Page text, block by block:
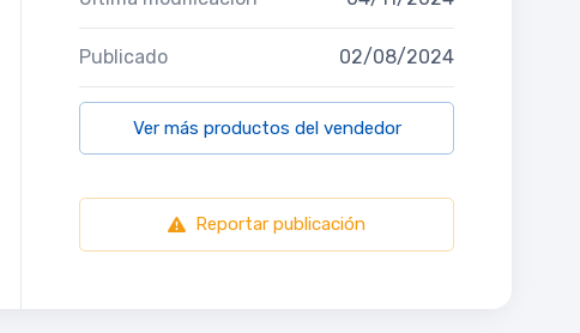
Publicado 02/08/2024
Ver más productos del vendedor
Reportar publicación